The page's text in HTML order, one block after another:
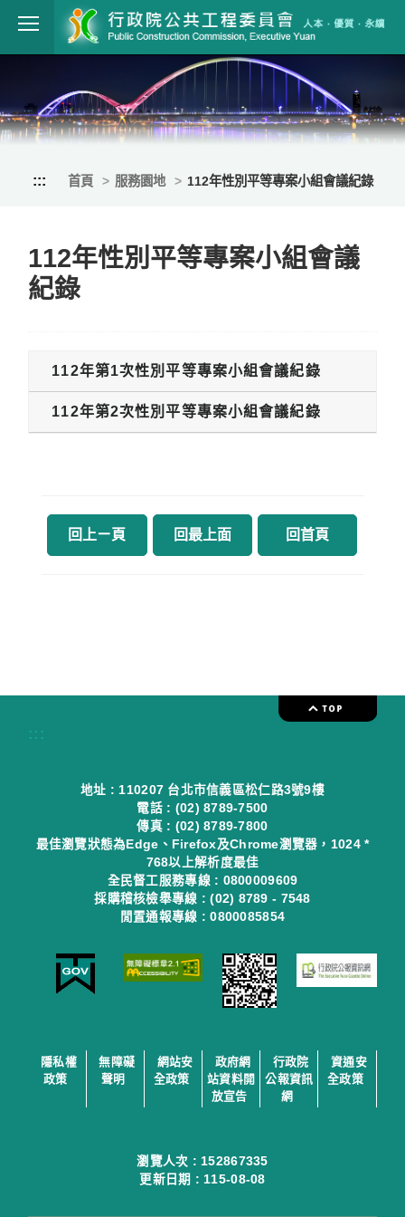
跳到主要內容
行政院公共工
::: 首頁 服務園地 112年性別平等專案小組會議紀錄
112年性別平等專案小組會議
紀錄
112年第1次性別平等專案小組會議紀錄
112年第2次性別平等專案小組會議紀錄
回上ㄧ頁 回最上面 回首頁
:::
地址 : 110207 台北市信義區松仁路3號9樓
電話 : (02) 8789-7500
傳真 : (02) 8789-7800
最佳瀏覽狀態為Edge、Firefox及Chrome瀏覽器，1024 *
768以上解析度最佳
全民督工服務專線 : 0800009609
採購稽核檢舉專線 : (02) 8789 - 7548
閒置通報專線 : 0800085854
隱私權
政策
無障礙
聲明
網站安
全政策
政府網
站資料開
放宣告
行政院
公報資訊
網
資通安
全政策
瀏覽人次 : 152867335
更新日期 : 115-08-08